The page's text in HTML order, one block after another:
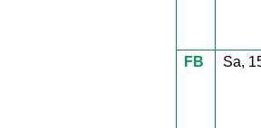
FB Sa,